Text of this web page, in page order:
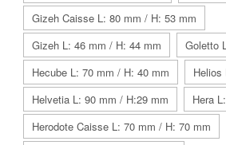
Gizeh Caisse L: 80 mm / H: 53 mm
Gizeh L: 46 mm / H: 44 mm
Goletto
Hecube L: 70 mm / H: 40 mm
Helvetia L: 90 mm / H:29 mm
Hera
Herodote Caisse L: 70 mm / H: 70 mm